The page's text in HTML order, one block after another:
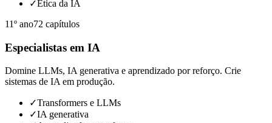
✓Ética da IA
11º ano72 capítulos
Especialistas em IA
Domine LLMs, IA generativa e aprendizado por reforço. Crie
sistemas de IA em produção.
✓Transformers e LLMs
✓IA generativa